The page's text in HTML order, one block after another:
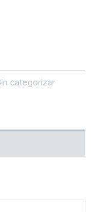
categorizar